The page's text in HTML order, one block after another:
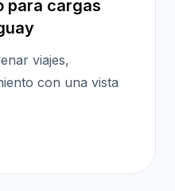
para cargas
viajes,
con una vista